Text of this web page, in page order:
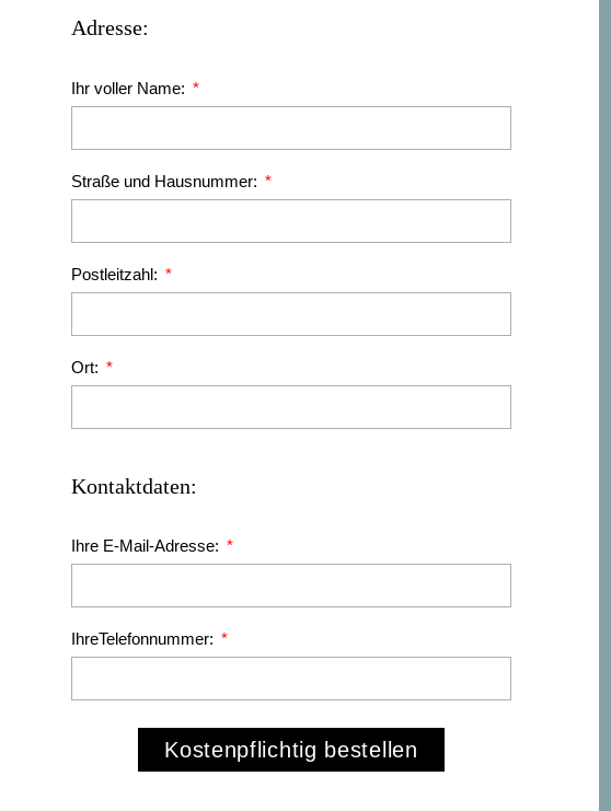
Adresse:
Ihr voller Name:
Straße und Hausnummer:
Postleitzahl:
Ort:
Kontaktdaten:
Ihre E-Mail-Adresse:
IhreTelefonnummer:
Kostenpflichtig bestellen